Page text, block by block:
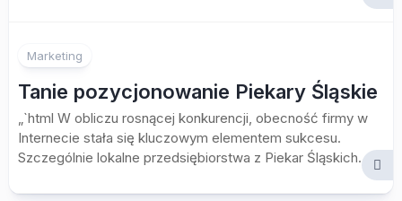
Marketing
Tanie pozycjonowanie Piekary Śląskie
„`html W obliczu rosnącej konkurencji, obecność firmy w
Internecie stała się kluczowym elementem sukcesu.
Szczególnie lokalne przedsiębiorstwa z Piekar Śląskich...